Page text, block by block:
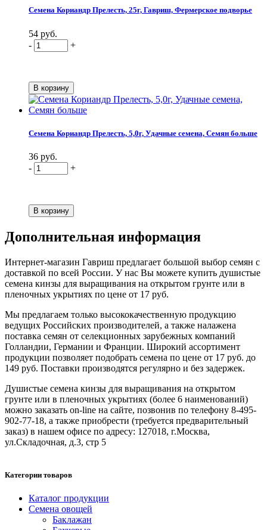
Семена Кориандр Прелесть, 25г, Гавриш, Фермерское подворье
54 руб.
-
+
Семена Кориандр Прелесть, 5,0г, Удачные семена, Семян больше
36 руб.
-
+
Дополнительная информация
Интернет-магазин Гавриш предлагает большой выбор семян с
доставкой по всей России. У нас Вы можете купить душистые
семена кинзы для выращивания на открытом грунте или в
пленочных укрытиях по цене от 17 руб.
Мы предлагаем только высококачественную продукцию
ведущих Российских производителей, а также налажена
поставка семян от селекционных зарубежных компаний
Голландии, Германии и Франции. Широкий ассортимент
продукции позволяет подобрать семена по цене от 17 руб. до
149 руб. Поставки производятся регулярно и без задержек.
Душистые семена кинзы для выращивания на открытом
грунте или в пленочных укрытиях (более 6 наименований)
можно заказать on-line на сайте, позвонив по телефону 8-495-
902-77-18, а также приобрести (требуется предварительный
заказ) в нашем офисе по адресу: 127018, г.Москва,
ул.Складочная, д.3, стр 5
Категории товаров
Каталог продукции
Семена овощей
Баклажан